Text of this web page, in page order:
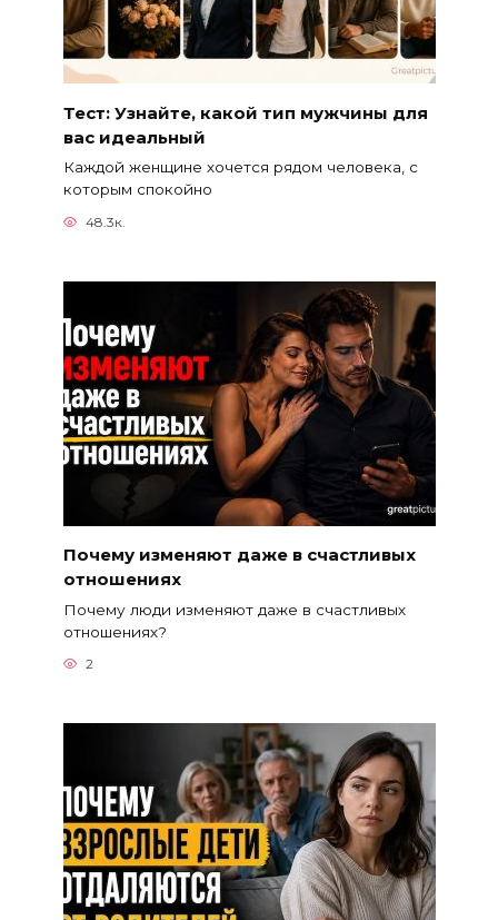
Тест: Узнайте, какой тип мужчины для
вас идеальный
Каждой женщине хочется рядом человека, с
которым спокойно
48.3к.
Почему изменяют даже в счастливых
отношениях
Почему люди изменяют даже в счастливых
отношениях?
2